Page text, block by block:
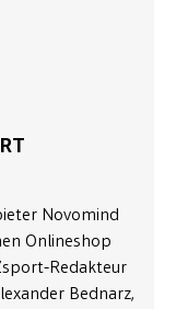
Novomind
Onlineshop
Redakteur
Bednarz,